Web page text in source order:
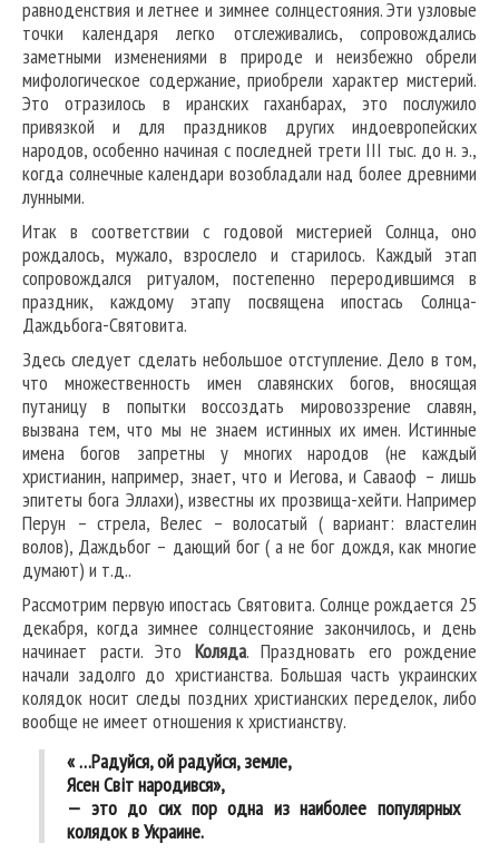
равноденствия и летнее и зимнее солнцестояния. Эти узловые
точки календаря легко отслеживались, сопровождались
заметными изменениями в природе и неизбежно обрели
мифологическое содержание, приобрели характер мистерий.
Это отразилось в иранских гаханбарах, это послужило
привязкой и для праздников других индоевропейских
народов, особенно начиная с последней трети III тыс. до н. э.,
когда солнечные календари возобладали над более древними
лунными.
Итак в соответствии с годовой мистерией Солнца, оно
рождалось, мужало, взрослело и старилось. Каждый этап
сопровождался ритуалом, постепенно переродившимся в
праздник, каждому этапу посвящена ипостась Солнца-
Даждьбога-Святовита.
Здесь следует сделать небольшое отступление. Дело в том,
что множественность имен славянских богов, вносящая
путаницу в попытки воссоздать мировоззрение славян,
вызвана тем, что мы не знаем истинных их имен. Истинные
имена богов запретны у многих народов (не каждый
христианин, например, знает, что и Иегова, и Саваоф – лишь
эпитеты бога Эллахи), известны их прозвища-хейти. Например
Перун – стрела, Велес – волосатый ( вариант: властелин
волов), Даждьбог – дающий бог ( а не бог дождя, как многие
думают) и т.д..
Рассмотрим первую ипостась Святовита. Солнце рождается 25
декабря, когда зимнее солнцестояние закончилось, и день
начинает расти. Это Коляда. Праздновать его рождение
начали задолго до христианства. Большая часть украинских
колядок носит следы поздних христианских переделок, либо
вообще не имеет отношения к христианству.
« …Радуйся, ой радуйся, земле,
Ясен Світ народився»,
— это до сих пор одна из наиболее популярных
колядок в Украине.